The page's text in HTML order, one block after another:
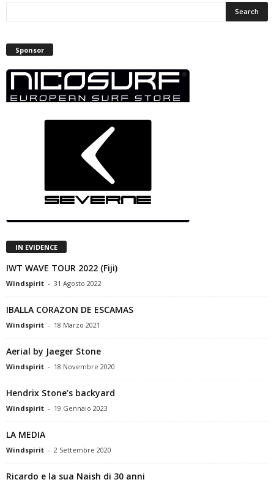
Sponsor
IN EVIDENCE
IWT WAVE TOUR 2022 (Fiji)
Windspirit - 31 Agosto 2022
IBALLA CORAZON DE ESCAMAS
Windspirit - 18 Marzo 2021
Aerial by Jaeger Stone
Windspirit - 18 Novembre 2020
Hendrix Stone’s backyard
Windspirit - 19 Gennaio 2023
LA MEDIA
Windspirit - 2 Settembre 2020
Ricardo e la sua Naish di 30 anni